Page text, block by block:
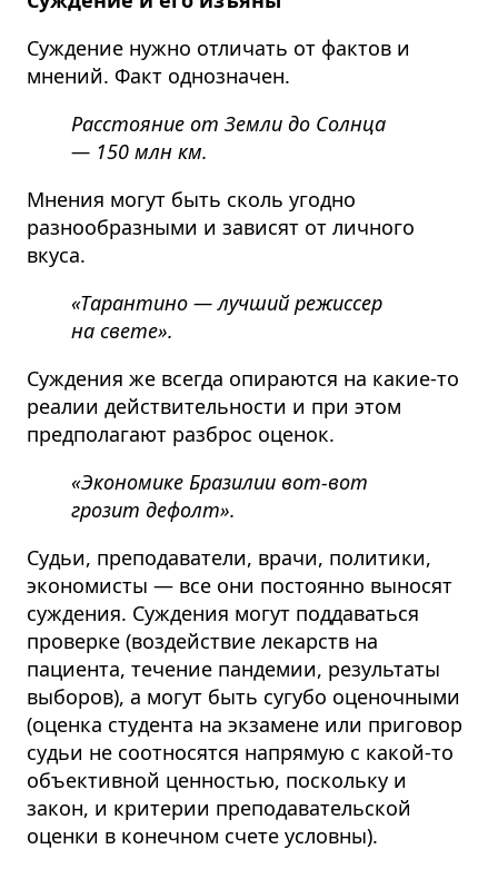
Суждение нужно отличать от фактов и
мнений. Факт однозначен.
Расстояние от Земли до Солнца
— 150 млн км.
Мнения могут быть сколь угодно
разнообразными и зависят от личного
вкуса.
«Тарантино — лучший режиссер
на свете».
Суждения же всегда опираются на какие-то
реалии действительности и при этом
предполагают разброс оценок.
«Экономике Бразилии вот-вот
грозит дефолт».
Судьи, преподаватели, врачи, политики,
экономисты — все они постоянно выносят
суждения. Суждения могут поддаваться
проверке (воздействие лекарств на
пациента, течение пандемии, результаты
выборов), а могут быть сугубо оценочными
(оценка студента на экзамене или приговор
судьи не соотносятся напрямую с какой-то
объективной ценностью, поскольку и
закон, и критерии преподавательской
оценки в конечном счете условны).